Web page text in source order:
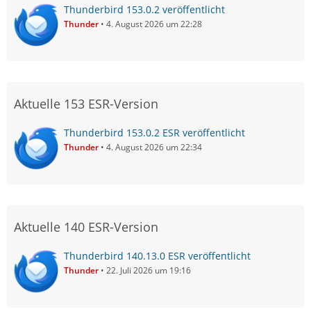
Thunderbird 153.0.2 veröffentlicht
Thunder 4. August 2026 um 22:28
Aktuelle 153 ESR-Version
Thunderbird 153.0.2 ESR veröffentlicht
Thunder 4. August 2026 um 22:34
Aktuelle 140 ESR-Version
Thunderbird 140.13.0 ESR veröffentlicht
Thunder 22. Juli 2026 um 19:16